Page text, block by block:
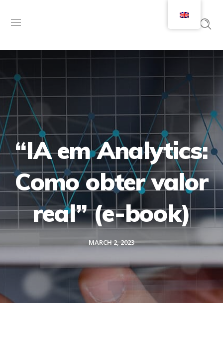
“IA em Analytics:
Como obter valor
real” (e-book)
MARCH 2, 2023